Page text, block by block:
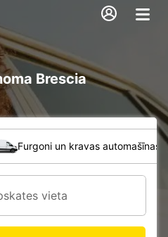
Brescia
Furgoni un kravas automašīnas